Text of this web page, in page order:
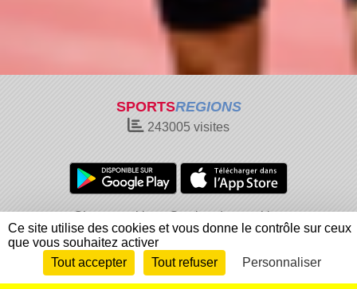
SPORTSREGIONS
243005 visites
Charte cookies
Gestion des cookies
Informations légales
Signaler un contenu inapproprié
Envie de participer ? Connexion
Ce site utilise des cookies et vous donne le contrôle sur ceux
que vous souhaitez activer
Tout accepter
Tout refuser Personnaliser